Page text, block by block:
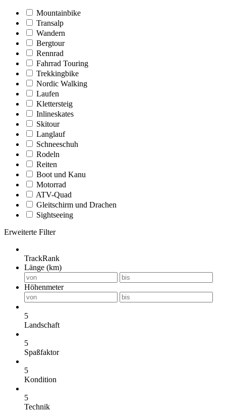
Mountainbike
Transalp
Wandern
Bergtour
Rennrad
Fahrrad Touring
Trekkingbike
Nordic Walking
Laufen
Klettersteig
Inlineskates
Skitour
Langlauf
Schneeschuh
Rodeln
Reiten
Boot und Kanu
Motorrad
ATV-Quad
Gleitschirm und Drachen
Sightseeing
Erweiterte Filter
TrackRank
Länge (km)
Höhenmeter
5
Landschaft
5
Spaßfaktor
5
Kondition
5
Technik